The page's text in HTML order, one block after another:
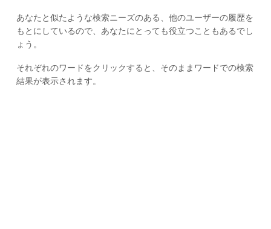
あなたと似たような検索ニーズのある、他のユーザーの履歴を
もとにしているので、あなたにとっても役立つこともあるでし
ょう。
それぞれのワードをクリックすると、そのままワードでの検索
結果が表示されます。